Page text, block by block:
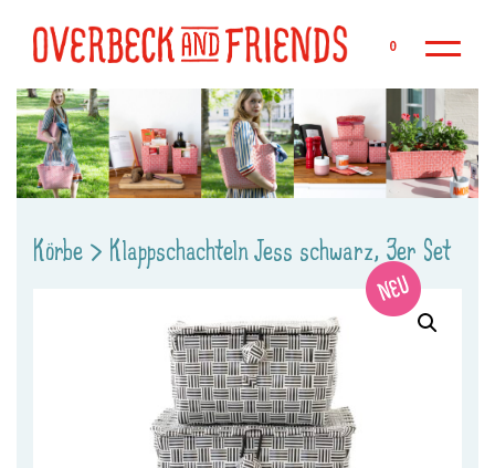
0
Körbe > Klappschachteln Jess schwarz, 3er Set